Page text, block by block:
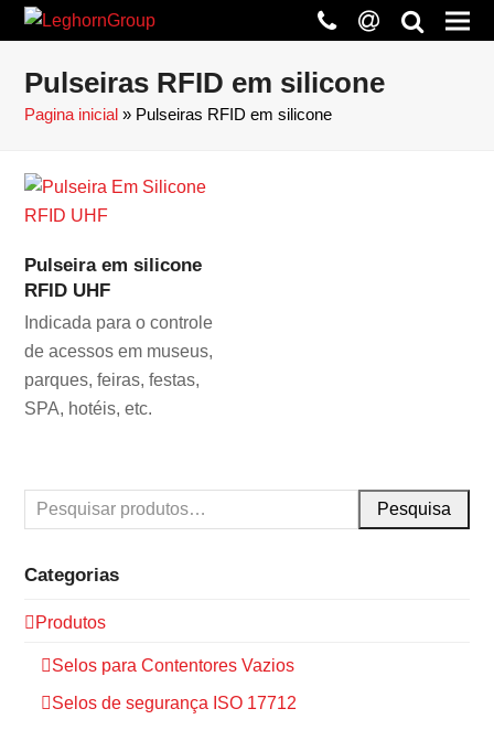
phone
at search
Pulseiras RFID em silicone
Pagina inicial » Pulseiras RFID em silicone
Pulseira em silicone
RFID UHF
Indicada para o controle
de acessos em museus,
parques, feiras, festas,
SPA, hotéis, etc.
Pesquisa
Categorias
Produtos
Selos para Contentores Vazios
Selos de segurança ISO 17712